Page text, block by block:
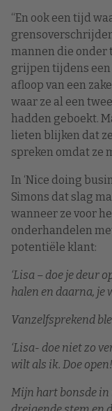
“En ook een tijd
mannen die onder
grijpen tijdens een
afloop van een
waar ze al een
hadden geboekt.
lieten blijken dat
spreken omdat ze
In ‘Nice doing
Simons dat slag
wanneer ze voor
onderhandelen
potentiële klant:
‘Lisa – doe je deur
halen en daarna, je
Vanzelfsprekend
‘Lisa- doe niet zo
wilt als ik. Doe
Mijn hart bonsde